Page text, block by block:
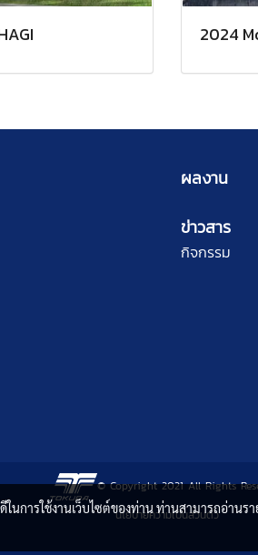
2024
ผลงาน
ข่าวสาร
กิจกรรม
© Copyright 2021 All Rights
นโยบายความเป็นส่วนตัว
การใช้งานเว็บไซต์ของท่าน ท่านสามารถอ่านรา